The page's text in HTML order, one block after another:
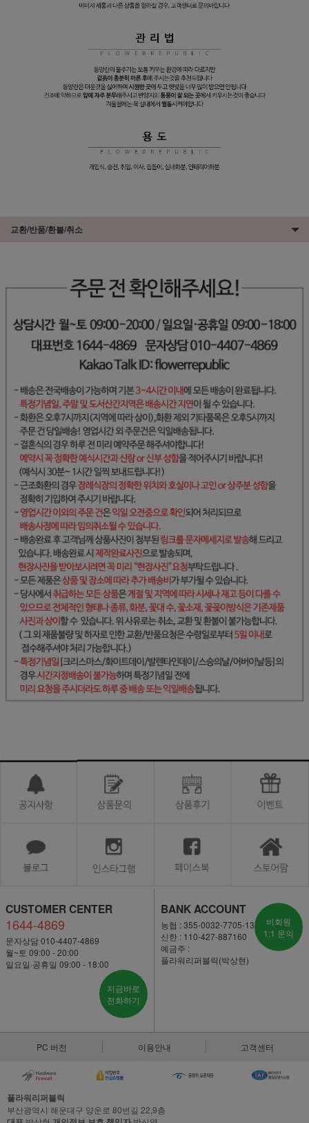
교환/반품/환불/취소
CUSTOMER CENTER
1644-4869
문자상담 010-4407-4869
월~토 09:00 - 20:00
일요일·공휴일 09:00 - 18:00
지금바로
전화하기
BANK ACCOUNT
농협 : 355-0032-7705-13
신한 : 110-427-887160
예금주 :
플라워리퍼블릭(박상현)
비회원
1:1 문의
PC 버전 이용안내 고객센터
플라워리퍼블릭
부산광역시 해운대구 양운로 80번길 22,9층